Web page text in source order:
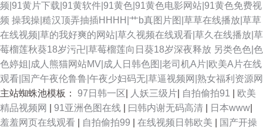
频|91黄片下载|91黄软件|91黄色|91黄色电影网站|91黄色免费视
频 操我操|糙汉顶弄抽插HHHH|艹b真图片图|草草在线播放|草草
在线视频|草的我好爽的网站|草久视频在线观看|草久在线播放|草
莓榴莲秋葵18岁污卍|草莓榴莲向日葵18岁深夜释放 另类色色|色
色婷姐|成人熊猫网站MV|成人日韩色图|老司机A片|欧美A片在线
观看|国产午夜伦鲁鲁|午夜少妇码无|草逼视频网|熟女福利资源网
主站蜘蛛池模板： 97日韩一区 人妖三级片 自拍偷拍91
欧美
精品视频网
91亚洲色图在线 曰韩内谢无码高清 日本www
羞羞网页在线观看
自拍偷拍99 在线视频日韩欧美
国产开操